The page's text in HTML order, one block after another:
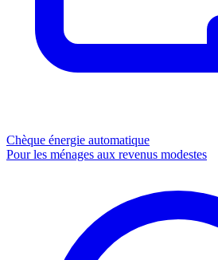
Chèque énergie automatique
Pour les ménages aux revenus modestes